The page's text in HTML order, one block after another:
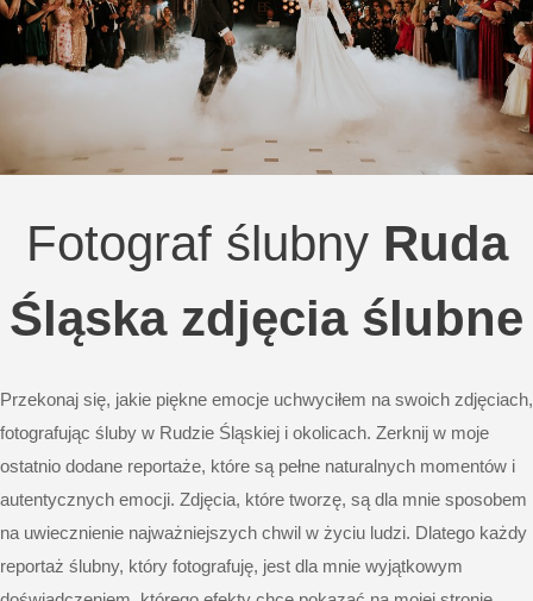
Fotograf ślubny Ruda
Śląska zdjęcia ślubne
Przekonaj się, jakie piękne emocje uchwyciłem na swoich zdjęciach,
fotografując śluby w Rudzie Śląskiej i okolicach. Zerknij w moje
ostatnio dodane reportaże, które są pełne naturalnych momentów i
autentycznych emocji. Zdjęcia, które tworzę, są dla mnie sposobem
na uwiecznienie najważniejszych chwil w życiu ludzi. Dlatego każdy
reportaż ślubny, który fotografuję, jest dla mnie wyjątkowym